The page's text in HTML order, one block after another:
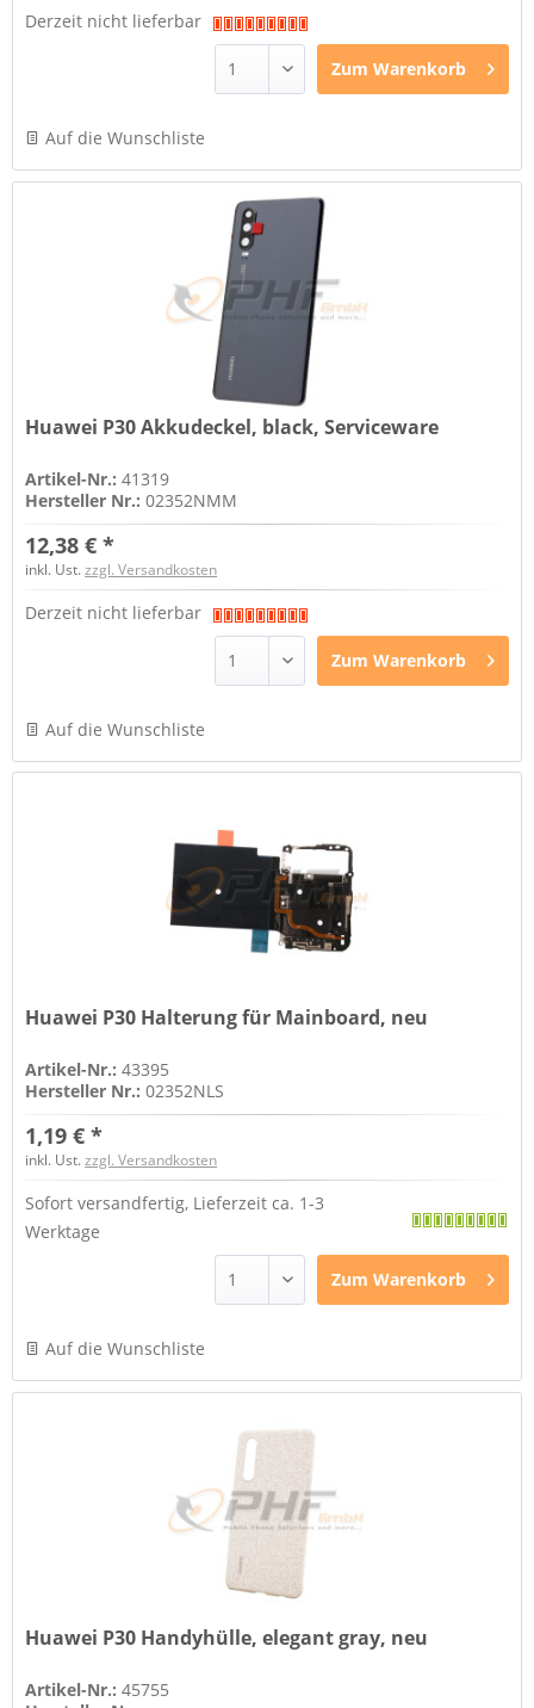
Derzeit nicht lieferbar
Zum Warenkorb
Auf die Wunschliste
Huawei P30 Akkudeckel, black, Serviceware
Artikel-Nr.:41319
Hersteller Nr.:02352NMM
12,38 € *
inkl. Ust.zzgl. Versandkosten
Derzeit nicht lieferbar
Zum Warenkorb
Auf die Wunschliste
Huawei P30 Halterung für Mainboard, neu
Artikel-Nr.:43395
Hersteller Nr.:02352NLS
1,19 € *
inkl. Ust.zzgl. Versandkosten
Sofort versandfertig, Lieferzeit ca. 1-3
Werktage
Zum Warenkorb
Auf die Wunschliste
Huawei P30 Handyhülle, elegant gray, neu
Artikel-Nr.:45755